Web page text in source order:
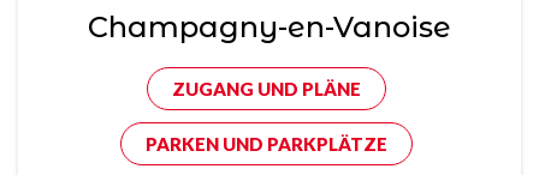
Champagny-en-Vanoise
ZUGANG UND PLÄNE
PARKEN UND PARKPLÄTZE